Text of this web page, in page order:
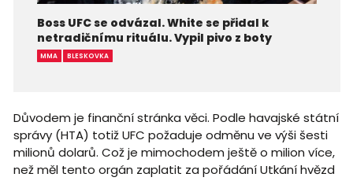
Boss UFC se odvázal. White se přidal k
netradičnímu rituálu. Vypil pivo z boty
MMA BLESKOVKA
Důvodem je finanční stránka věci. Podle havajské státní
správy (HTA) totiž UFC požaduje odměnu ve výši šesti
milionů dolarů. Což je mimochodem ještě o milion více,
než měl tento orgán zaplatit za pořádání Utkání hvězd